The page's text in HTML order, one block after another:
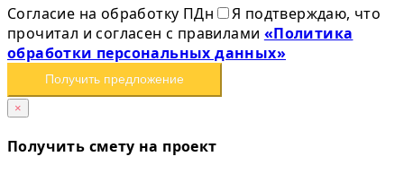
Согласие на обработку ПДн
Я подтверждаю, что
прочитал и согласен с правилами «Политика
обработки персональных данных»
Получить предложение
×
Получить смету на проект